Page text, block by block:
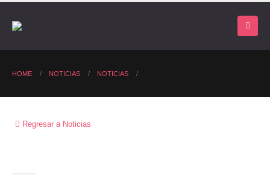
HOME NOTICIAS NOTICIAS
Regresar a Noticias